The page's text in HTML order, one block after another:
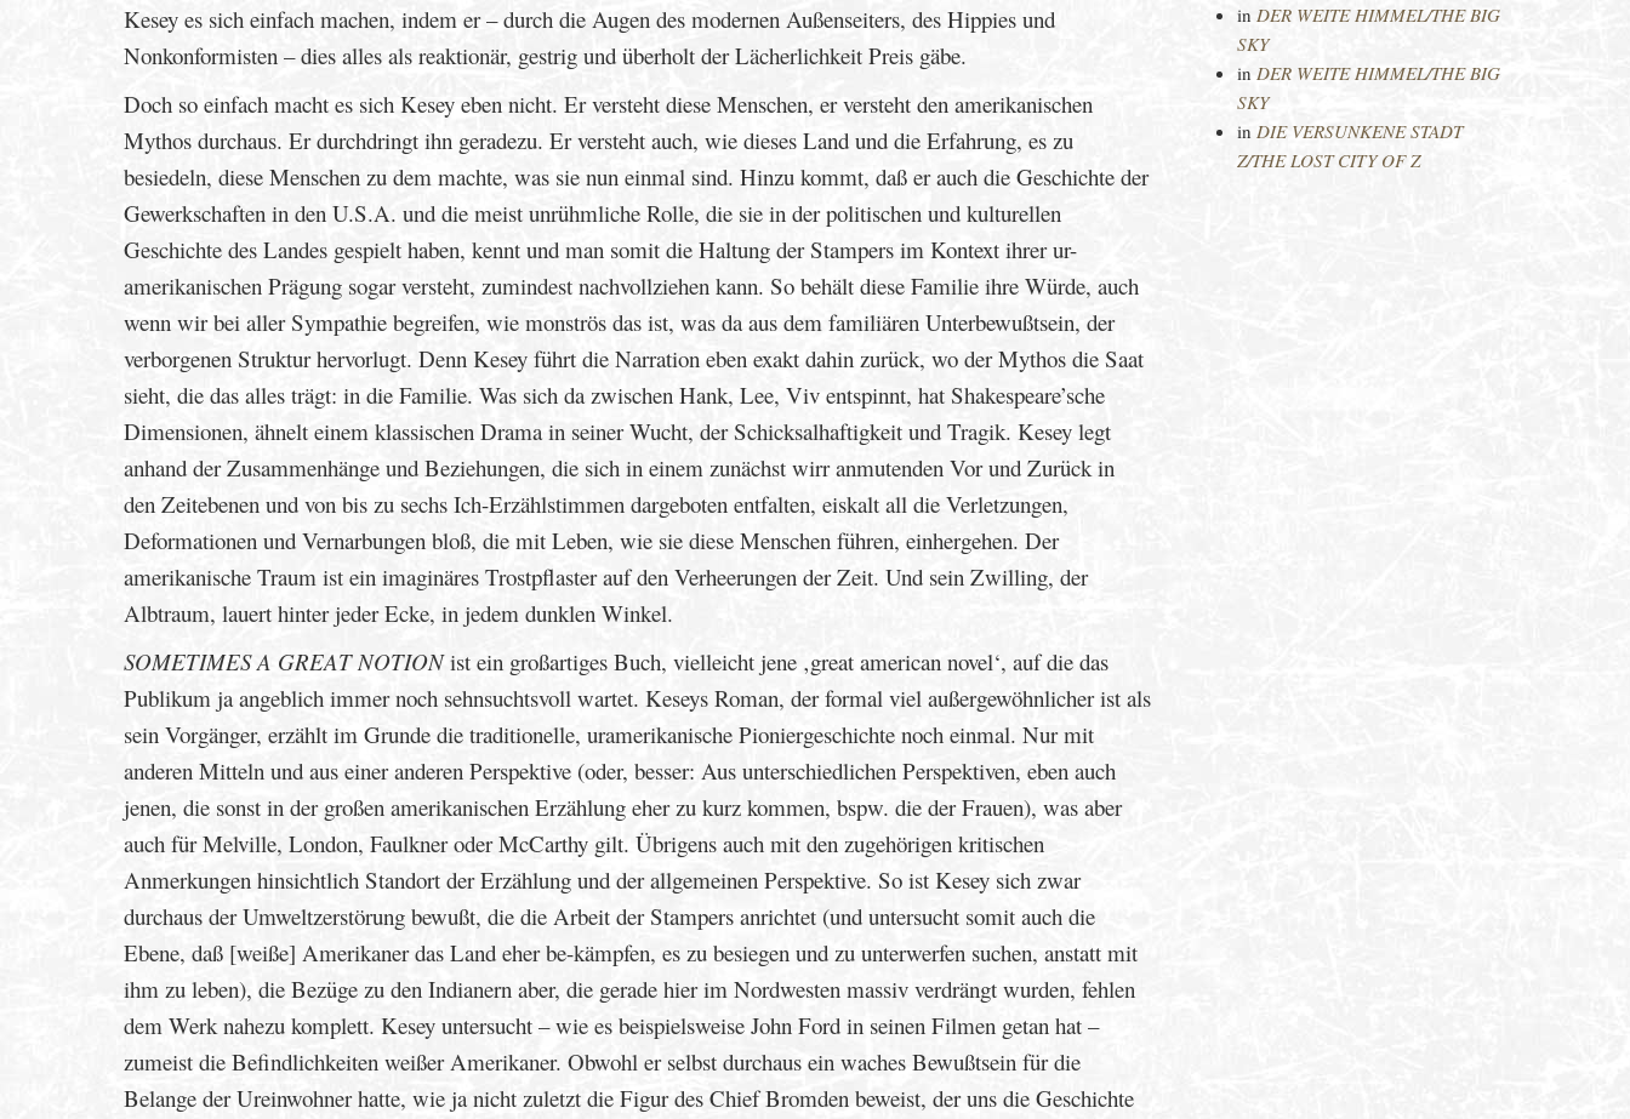
Kesey es sich einfach machen, indem er – durch die Augen des modernen Außenseiters, des Hippies und
Nonkonformisten – dies alles als reaktionär, gestrig und überholt der Lächerlichkeit Preis gäbe.
Doch so einfach macht es sich Kesey eben nicht. Er versteht diese Menschen, er versteht den amerikanischen
Mythos durchaus. Er durchdringt ihn geradezu. Er versteht auch, wie dieses Land und die Erfahrung, es zu
besiedeln, diese Menschen zu dem machte, was sie nun einmal sind. Hinzu kommt, daß er auch die Geschichte der
Gewerkschaften in den U.S.A. und die meist unrühmliche Rolle, die sie in der politischen und kulturellen
Geschichte des Landes gespielt haben, kennt und man somit die Haltung der Stampers im Kontext ihrer ur-
amerikanischen Prägung sogar versteht, zumindest nachvollziehen kann. So behält diese Familie ihre Würde, auch
wenn wir bei aller Sympathie begreifen, wie monströs das ist, was da aus dem familiären Unterbewußtsein, der
verborgenen Struktur hervorlugt. Denn Kesey führt die Narration eben exakt dahin zurück, wo der Mythos die Saat
sieht, die das alles trägt: in die Familie. Was sich da zwischen Hank, Lee, Viv entspinnt, hat Shakespeare’sche
Dimensionen, ähnelt einem klassischen Drama in seiner Wucht, der Schicksalhaftigkeit und Tragik. Kesey legt
anhand der Zusammenhänge und Beziehungen, die sich in einem zunächst wirr anmutenden Vor und Zurück in
den Zeitebenen und von bis zu sechs Ich-Erzählstimmen dargeboten entfalten, eiskalt all die Verletzungen,
Deformationen und Vernarbungen bloß, die mit Leben, wie sie diese Menschen führen, einhergehen. Der
amerikanische Traum ist ein imaginäres Trostpflaster auf den Verheerungen der Zeit. Und sein Zwilling, der
Albtraum, lauert hinter jeder Ecke, in jedem dunklen Winkel.
SOMETIMES A GREAT NOTIONist ein großartiges Buch, vielleicht jene ‚great american novel‘, auf die das
Publikum ja angeblich immer noch sehnsuchtsvoll wartet. Keseys Roman, der formal viel außergewöhnlicher ist als
sein Vorgänger, erzählt im Grunde die traditionelle, uramerikanische Pioniergeschichte noch einmal. Nur mit
anderen Mitteln und aus einer anderen Perspektive (oder, besser: Aus unterschiedlichen Perspektiven, eben auch
jenen, die sonst in der großen amerikanischen Erzählung eher zu kurz kommen, bspw. die der Frauen), was aber
auch für Melville, London, Faulkner oder McCarthy gilt. Übrigens auch mit den zugehörigen kritischen
Anmerkungen hinsichtlich Standort der Erzählung und der allgemeinen Perspektive. So ist Kesey sich zwar
durchaus der Umweltzerstörung bewußt, die die Arbeit der Stampers anrichtet (und untersucht somit auch die
Ebene, daß [weiße] Amerikaner das Land eher be-kämpfen, es zu besiegen und zu unterwerfen suchen, anstatt mit
ihm zu leben), die Bezüge zu den Indianern aber, die gerade hier im Nordwesten massiv verdrängt wurden, fehlen
dem Werk nahezu komplett. Kesey untersucht – wie es beispielsweise John Ford in seinen Filmen getan hat –
zumeist die Befindlichkeiten weißer Amerikaner. Obwohl er selbst durchaus ein waches Bewußtsein für die
Belange der Ureinwohner hatte, wie ja nicht zuletzt die Figur des Chief Bromden beweist, der uns die Geschichte
in DER WEITE HIMMEL/THE BIG
SKY
in DER WEITE HIMMEL/THE BIG
SKY
in DIE VERSUNKENE STADT
Z/THE LOST CITY OF Z